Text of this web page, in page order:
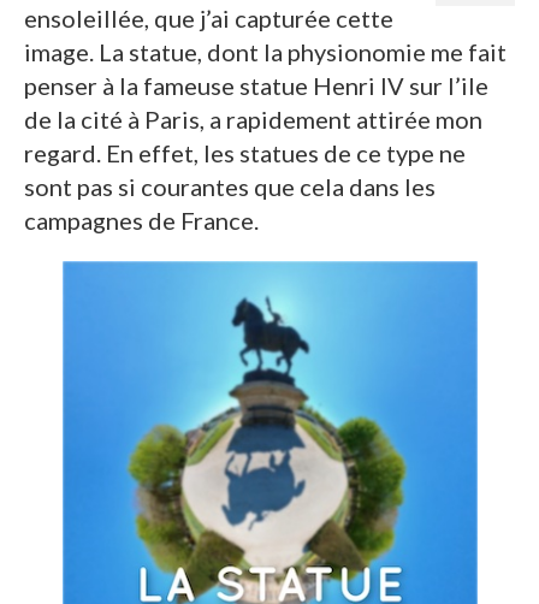
ensoleillée, que j’ai capturée cette
image. La statue, dont la physionomie me fait
penser à la fameuse statue Henri IV sur l’ile
de la cité à Paris, a rapidement attirée mon
regard. En effet, les statues de ce type ne
sont pas si courantes que cela dans les
campagnes de France.